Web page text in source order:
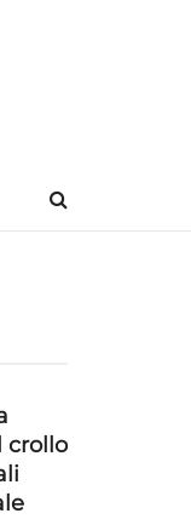
crollo